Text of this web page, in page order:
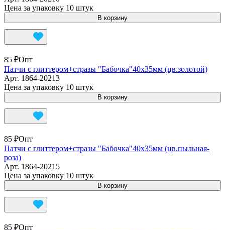
Цена за упаковку 10 штук
В корзину
85 ₽Опт
Патчи с глиттером+стразы "Бабочка"40х35мм (цв.золотой)
Арт. 1864-20213
Цена за упаковку 10 штук
В корзину
85 ₽Опт
Патчи с глиттером+стразы "Бабочка"40х35мм (цв.пыльная-
роза)
Арт. 1864-20215
Цена за упаковку 10 штук
В корзину
85 ₽Опт